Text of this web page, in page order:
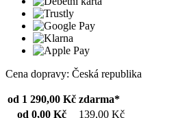
Cena dopravy: Česká republika
od 1 290,00 Kč zdarma*
od 0,00 Kč
139,00 Kč